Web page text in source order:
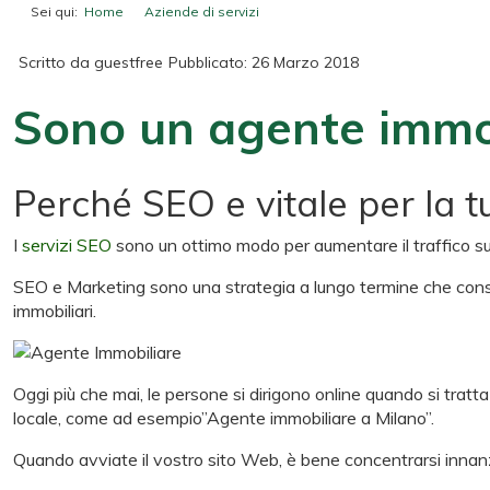
Sei qui: Home Aziende di servizi
Scritto da guestfree Pubblicato: 26 Marzo 2018
Sono un agente
Perché SEO e vitale per la
I servizi SEO sono un ottimo modo per aumentare il traffico
SEO e Marketing sono una strategia a lungo termine che
immobiliari.
Oggi più che mai, le persone si dirigono online quando si
locale, come ad esempio”Agente immobiliare a Milano”.
Quando avviate il vostro sito Web, è bene concentrarsi